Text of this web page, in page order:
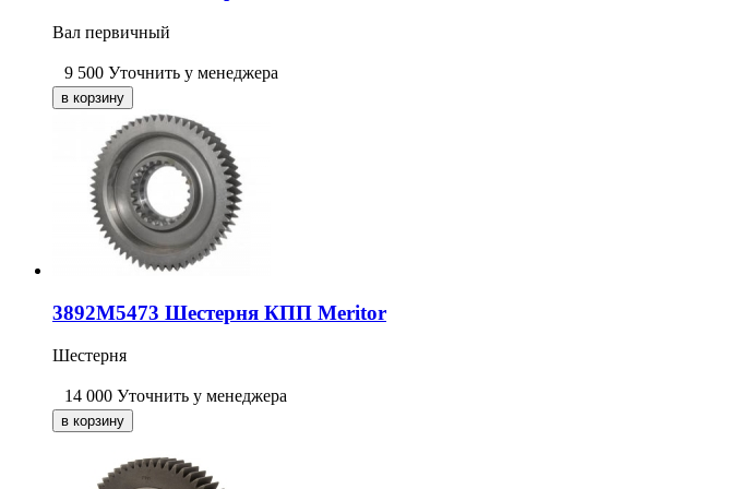
Вал первичный
9 500 Уточнить у менеджера
3892M5473 Шестерня КПП Meritor
Шестерня
14 000 Уточнить у менеджера